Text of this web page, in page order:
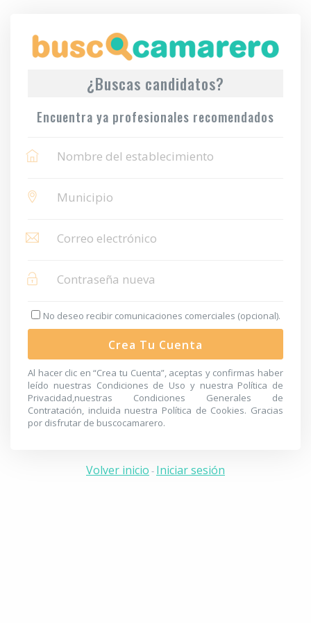
¿Buscas candidatos?
Encuentra ya profesionales recomendados
No deseo recibir comunicaciones comerciales (opcional).
Crea Tu Cuenta
Al hacer clic en “Crea tu Cuenta”, aceptas y confirmas haber
leído nuestras Condiciones de Uso y nuestra Política de
Privacidad,nuestras Condiciones Generales de
Contratación, incluida nuestra Política de Cookies. Gracias
por disfrutar de buscocamarero.
Volver inicio - Iniciar sesión